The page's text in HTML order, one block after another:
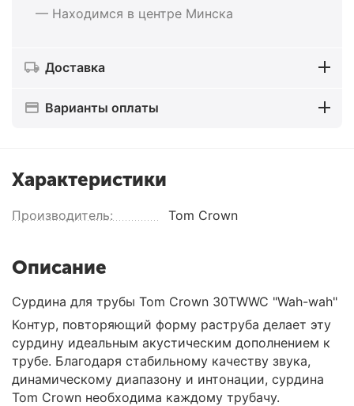
— Находимся в центре Минска
Доставка
Варианты оплаты
Характеристики
Производитель: Tom Crown
Описание
Сурдина для трубы Tom Crown 30TWWC "Wah-wah"
Контур, повторяющий форму раструба делает эту
сурдину идеальным акустическим дополнением к
трубе. Благодаря стабильному качеству звука,
динамическому диапазону и интонации, сурдина
Tom Crown необходима каждому трубачу.